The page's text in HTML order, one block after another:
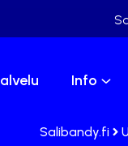
Info
Salibandy.fi